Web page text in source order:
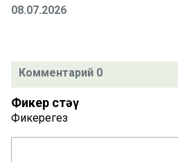
08.07.2026
Комментарий 0
Фикер өстәү
Фикерегез